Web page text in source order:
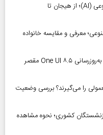
رشد خیره‌کننده بازار توکن‌های هوش مصنوعی (AI)؛ از هیجان تا
معرفی و مقایسه خانواده
بحران باتری در گوشی‌های سامسونگ؛ آیا به‌روزرسانی One UI ۸.۵ مقصر
را می‌گیرند؟ بررسی وضعیت
تومانی بازنشستگان کشوری؛ نحوه مشاهده